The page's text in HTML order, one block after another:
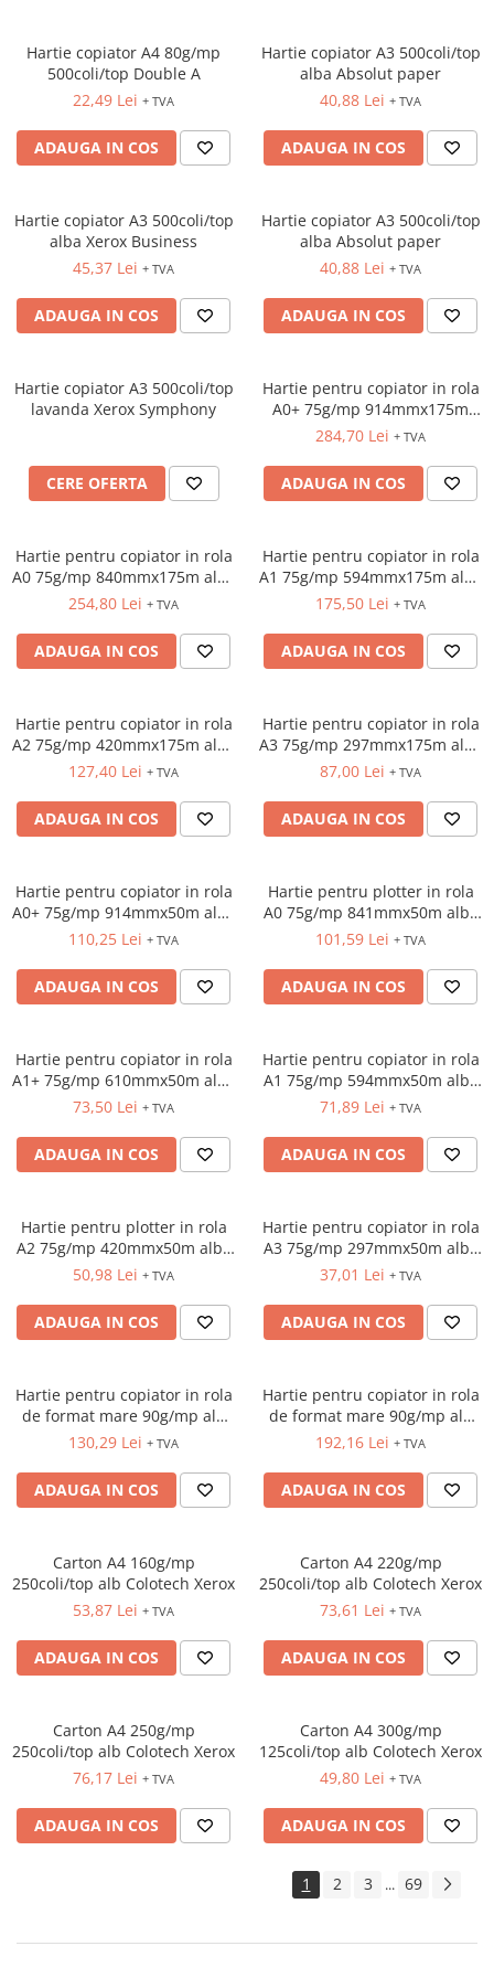
PLICURI PENTRU CORESPONDENTA,
DOCUMENTE & SPECIALE
ETICHETE AUTOADEZIVE
CUBURI DIN HARTIE & CUBURI
NOTES
PERFORATOARE
CAPSATOARE & DECAPSATOARE
CAPSE & SUPORTURI
TAVITE & SUPORT PENTRU
SUPORT ACCESORII PENTRU SCRIS
BANDA ADEZIVA & DISPENCERE
FOARFECI
CUTTERE
TUS/TUSIRE & STAMPILE
INSTRUMENTE DE SCRIS &
CORECTURA
INSTRUMENTE DE SCRIS DE
CALITATE SUPERIOARA
PIXURI CU MECANISM
PIXURI FARA MECANISM
MARKERE CU VOPSEA
MARKERE SPECIALE
TEXTMARKERE
CREIOANE MECANICE & REZERVE
CREIOANE CLASICE & ASCUTITORI
INSTRUMENTE PENTRU
COMUNICARE & PREZENTARE
FLIPCHART
SISTEME DE AFISARE SI DE
PREZENTARE
TABLE DE CONFERINTA
VIDEOPROIECTOARE
ECRANE DE PROTECTIE SI
ACCESORII PENTRU TABLE SI
ECUSOANE
TEHNICA DE BIROU
Hartie copiator A4 80g/mp
500coli/top Double A
22,49 Lei + TVA
ADAUGA IN COS
Hartie copiator A3 500coli/top
alba Absolut paper
40,88 Lei + TVA
ADAUGA IN COS
Hartie copiator A3 500coli/top
alba Xerox Business
45,37 Lei + TVA
ADAUGA IN COS
Hartie copiator A3 500coli/top
alba Absolut paper
40,88 Lei + TVA
ADAUGA IN COS
Hartie copiator A3 500coli/top
lavanda Xerox Symphony
CERE OFERTA
Hartie pentru copiator in rola
A0+ 75g/mp 914mmx175m
alba Xerox
284,70 Lei + TVA
ADAUGA IN COS
Hartie pentru copiator in rola
A0 75g/mp 840mmx175m alba
Xerox
254,80 Lei + TVA
ADAUGA IN COS
Hartie pentru copiator in rola
A1 75g/mp 594mmx175m alba
Xerox
175,50 Lei + TVA
ADAUGA IN COS
Hartie pentru copiator in rola
A2 75g/mp 420mmx175m alba
Xerox
127,40 Lei + TVA
ADAUGA IN COS
Hartie pentru copiator in rola
A3 75g/mp 297mmx175m alba
Xerox
87,00 Lei + TVA
ADAUGA IN COS
Hartie pentru copiator in rola
A0+ 75g/mp 914mmx50m alba
Xerox
110,25 Lei + TVA
ADAUGA IN COS
Hartie pentru plotter in rola
A0 75g/mp 841mmx50m alba
Xerox
101,59 Lei + TVA
ADAUGA IN COS
Hartie pentru copiator in rola
A1+ 75g/mp 610mmx50m alba
Xerox
73,50 Lei + TVA
ADAUGA IN COS
Hartie pentru copiator in rola
A1 75g/mp 594mmx50m alba
Xerox
71,89 Lei + TVA
ADAUGA IN COS
Hartie pentru plotter in rola
A2 75g/mp 420mmx50m alba
Xerox
50,98 Lei + TVA
ADAUGA IN COS
Hartie pentru copiator in rola
A3 75g/mp 297mmx50m alba
Xerox
37,01 Lei + TVA
ADAUGA IN COS
Hartie pentru copiator in rola
de format mare 90g/mp alb
mat HP Bright White C6035A
130,29 Lei + TVA
ADAUGA IN COS
Hartie pentru copiator in rola
de format mare 90g/mp alb
mat HP Bright White C6036A
192,16 Lei + TVA
ADAUGA IN COS
Carton A4 160g/mp
250coli/top alb Colotech Xerox
53,87 Lei + TVA
ADAUGA IN COS
Carton A4 220g/mp
250coli/top alb Colotech Xerox
73,61 Lei + TVA
ADAUGA IN COS
Carton A4 250g/mp
250coli/top alb Colotech Xerox
76,17 Lei + TVA
ADAUGA IN COS
Carton A4 300g/mp
125coli/top alb Colotech Xerox
49,80 Lei + TVA
ADAUGA IN COS
1 2 3 ... 69